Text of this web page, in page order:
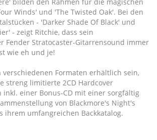
Winds' und 'The Twisted Oak'. Bei den
- 'Darker Shade Of Black' und
- zeigt Ritchie, dass sein
Fender Stratocaster-Gitarrensound immer
wie eh und je!
Formaten erhältlich sein,
streng limitierte 2CD Hardcover
inkl. einer Bonus-CD mit einer sorgfältig
von Blackmore's Night's
ihrem umfangreichen Backkatalog.